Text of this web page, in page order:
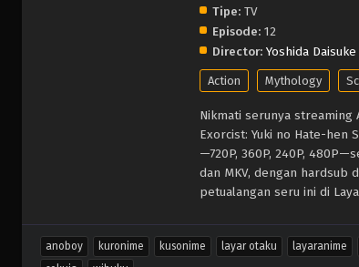
Tipe: TV
Episode: 12
Director: Yoshida Daisuke
Action Mythology
Nikmati serunya streaming
Exorcist: Yuki no Hate-hen
—720P, 360P, 240P,
dan MKV, dengan hardsub
petualangan seru ini di
anoboy kuronime kusonime layar otaku layaranime